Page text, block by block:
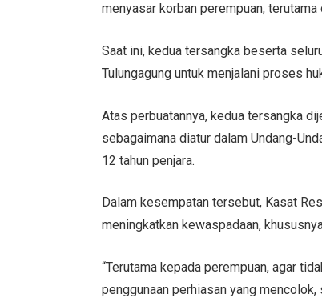
menyasar korban perempuan,
Saat ini, kedua tersangka beserta
Tulungagung untuk menjalani proses
Atas perbuatannya, kedua tersangka
sebagaimana diatur dalam Undang-
12 tahun penjara.
Dalam kesempatan tersebut, Kasat
meningkatkan kewaspadaan,
“Terutama kepada perempuan, agar
penggunaan perhiasan yang